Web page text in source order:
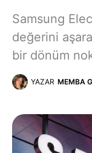
Samsung
değerini
bir dönüm
YAZAR MEMBA